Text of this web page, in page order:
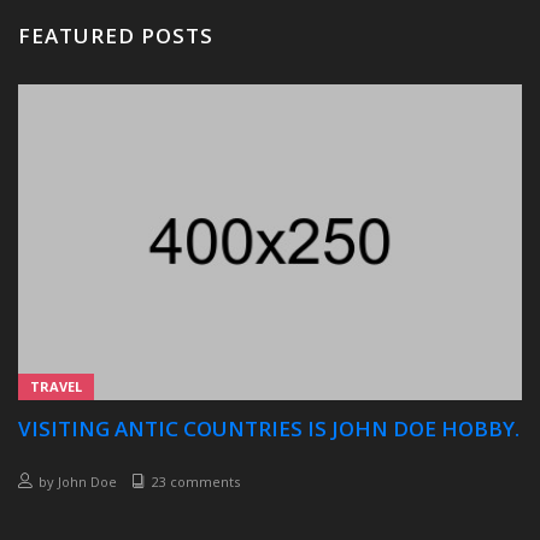
FEATURED POSTS
TRAVEL
VISITING ANTIC COUNTRIES IS JOHN DOE HOBBY.
by John Doe 23 comments